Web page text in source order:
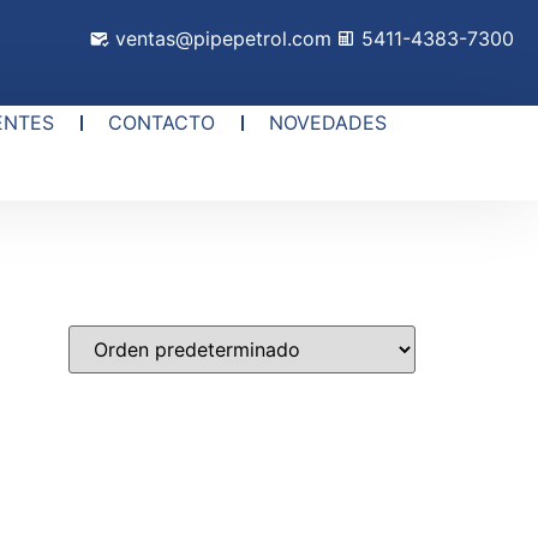
ventas@pipepetrol.com 5411-4383-7300
CONTACTO NOVEDADES